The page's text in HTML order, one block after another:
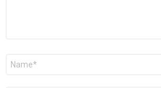
Nome